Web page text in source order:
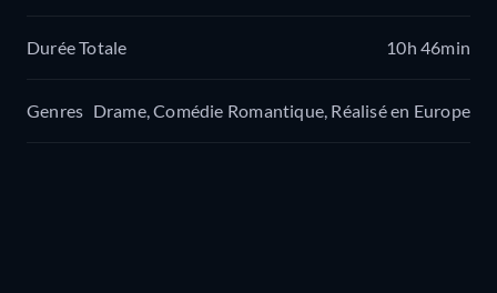
Durée Totale 10h 46min
Genres Drame, Comédie Romantique, Réalisé en Europe